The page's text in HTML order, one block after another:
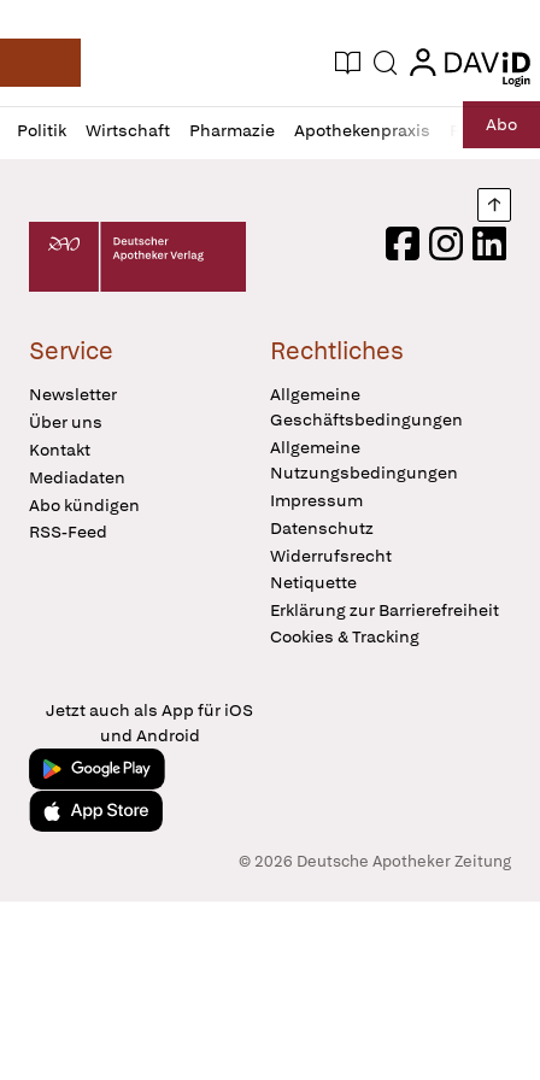
Deutsche Apotheker Zeitung
Aktuelle Ausgabe
Suche login
login
Politik Wirtschaft Pharmazie Apothekenpraxis RechtAbo
Profil
öffnen
Daz
Pur
Deutscher Apotheker Verlag Logo
FacebookInstagram
Service
Newsletter
Über uns
Kontakt
Mediadaten
Abo kündigen
RSS-Feed
Rechtliches
Allgemeine
Geschäftsbedingungen
Allgemeine
Nutzungsbedingungen
Impressum
Datenschutz
Widerrufsrecht
Netiquette
Erklärung zur Barrierefreiheit
Cookies & Tracking
Jetzt auch als App für iOS
und Android
Jetzt bei Google Play
Laden im App Store
© 2026 Deutsche Apotheker Zeitung